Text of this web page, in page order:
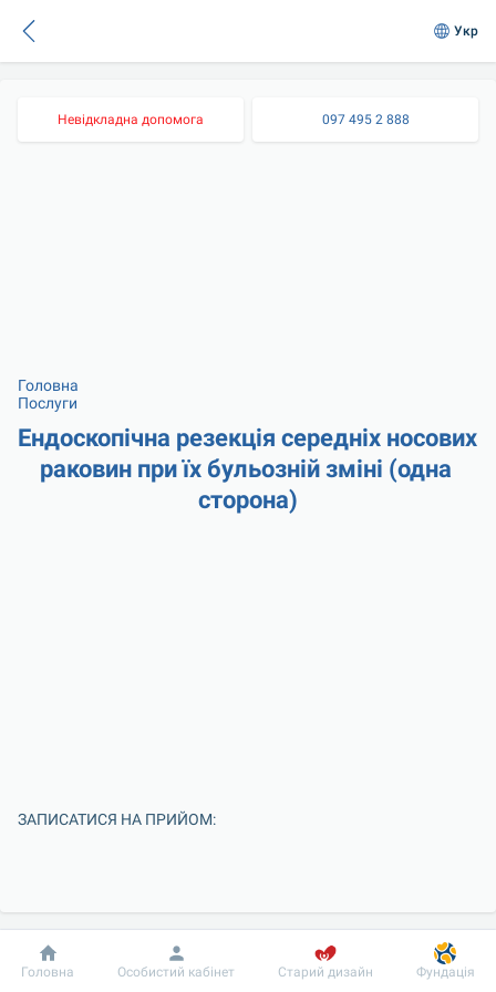
Укр
Невідкладна допомога 097 495 2 888
Головна
Послуги
Ендоскопічна резекція середніх носових
раковин при їх бульозній зміні (одна
сторона)
ЗАПИСАТИСЯ НА ПРИЙОМ:
Добробут Інформація Пацієнту
Головна Особистий кабінет Старий дизайн Фундація